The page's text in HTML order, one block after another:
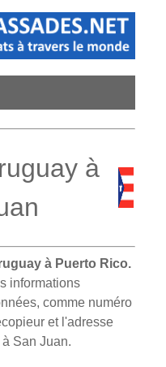
à
à Puerto Rico.
informations
comme numéro
et l'adresse
San Juan.